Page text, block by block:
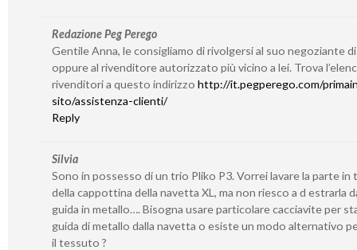
Redazione Peg Perego
Gentile Anna, le consigliamo di rivolgersi al suo negoziante
oppure al rivenditore autorizzato più vicino a lei. Trova
rivenditori a questo indirizzo http://it.pegperego.com/
sito/assistenza-clienti/
Reply
Silvia
Sono in possesso di un trio Pliko P3. Vorrei lavare la parte in
della cappottina della navetta XL, ma non riesco a d estrarla
guida in metallo…. Bisogna usare particolare cacciavite per
guida di metallo dalla navetta o esiste un modo alternativo
il tessuto ?